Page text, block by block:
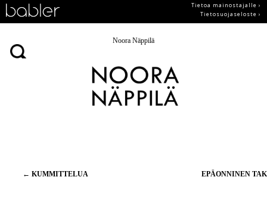
Tietoa mainostajalle ›
Tietosuojaseloste ›
Noora Näppilä
Artikkelien
← KUMMITTELUA EPÄONNINEN